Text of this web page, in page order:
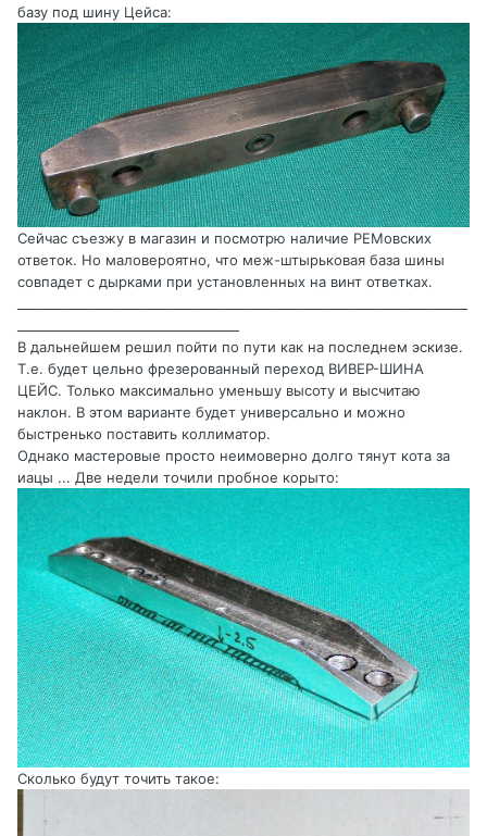
базу под шину Цейса:
Сейчас съезжу в магазин и посмотрю наличие РЕМовских
ответок. Но маловероятно, что меж-штырьковая база шины
совпадет с дырками при установленных на винт ответках.
В дальнейшем решил пойти по пути как на последнем эскизе.
Т.е. будет цельно фрезерованный переход ВИВЕР-ШИНА
ЦЕЙС. Только максимально уменьшу высоту и высчитаю
наклон. В этом варианте будет универсально и можно
быстренько поставить коллиматор.
Однако мастеровые просто неимоверно долго тянут кота за
иацы ... Две недели точили пробное корыто:
Сколько будут точить такое: